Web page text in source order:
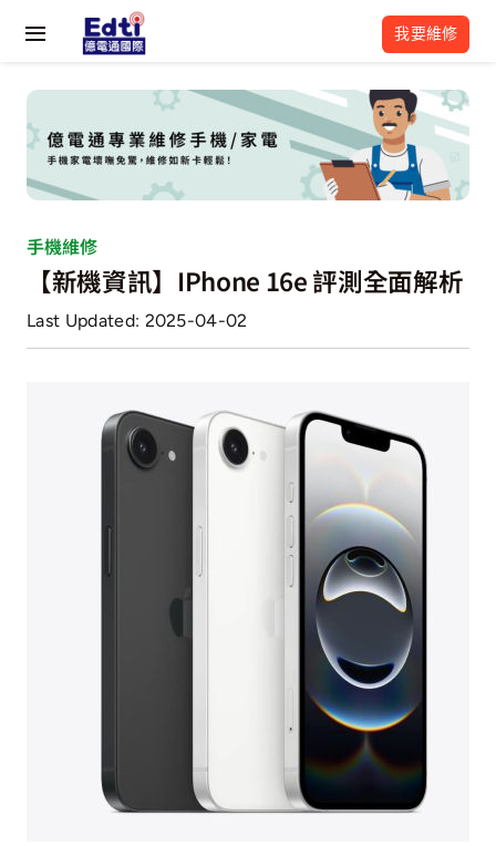
Toggle
Navigation
關於我們
最新活動
維修資訊
常見問題
億電通相關網站
我要維修
手機維修
【新機資訊】iPhone 16e 評測全面解析
Last Updated: 2025-04-02